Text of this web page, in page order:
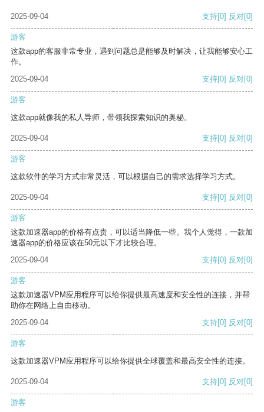
2025-09-04 支持[0] 反对[0]
游客
这款app的客服非常专业，遇到问题总是能够及时解决，让我能够安心工
作。
2025-09-04
支持[0] 反对[0]
游客
这款app就像我的私人导师，带领我探索知识的奥秘。
2025-09-04 支持[0] 反对[0]
游客
这款软件的学习方式非常灵活，可以根据自己的需求选择学习方式。
2025-09-04 支持[0] 反对[0]
游客
这款加速器app的价格有点贵，可以适当降低一些。我个人觉得，一款加
速器app的价格应该在50元以下才比较合理。
2025-09-04
支持[0] 反对[0]
游客
这款加速器VPM应用程序可以给你提供最高速度和安全性的连接，并帮
助你在网络上自由移动。
2025-09-04
支持[0] 反对[0]
游客
这款加速器VPM应用程序可以给你提供全球覆盖和最高安全性的连接。
2025-09-04 支持[0] 反对[0]
游客